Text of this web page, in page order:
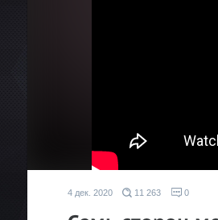
4 дек. 2020 11 263 0